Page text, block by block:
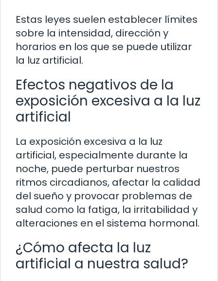
Estas leyes suelen establecer límites
sobre la intensidad, dirección y
horarios en los que se puede utilizar
la luz artificial.
Efectos negativos de la
exposición excesiva a la luz
artificial
La exposición excesiva a la luz
artificial, especialmente durante la
noche, puede perturbar nuestros
ritmos circadianos, afectar la calidad
del sueño y provocar problemas de
salud como la fatiga, la irritabilidad y
alteraciones en el sistema hormonal.
¿Cómo afecta la luz
artificial a nuestra salud?